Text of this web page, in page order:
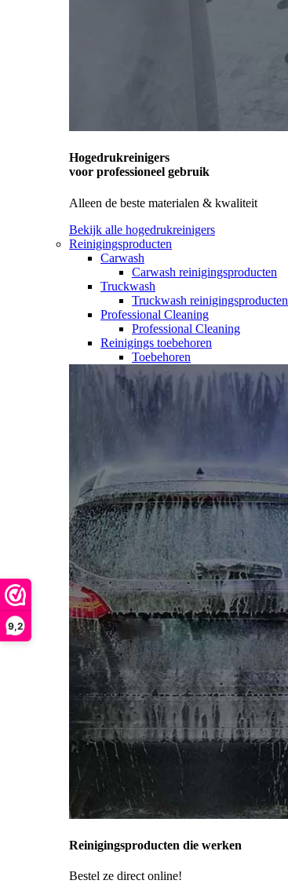
9,2
Hogedrukreinigers
voor professioneel gebruik
Alleen de beste materialen & kwaliteit
Bekijk alle hogedrukreinigers
Reinigingsproducten
Carwash
Carwash reinigingsproducten
Truckwash
Truckwash reinigingsproducten
Professional Cleaning
Professional Cleaning
Reinigings toebehoren
Toebehoren
Reinigingsproducten die werken
Bestel ze direct online!